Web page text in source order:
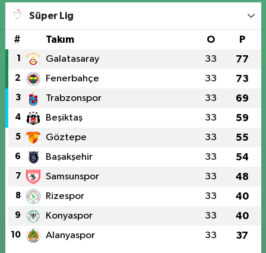
Süper Lig
# Takım O P
1 Galatasaray 33 77
2 Fenerbahçe 33 73
3 Trabzonspor 33 69
4 Beşiktaş 33 59
5 Göztepe 33 55
6 Başakşehir 33 54
7 Samsunspor 33 48
8 Rizespor 33 40
9 Konyaspor 33 40
10 Alanyaspor 33 37